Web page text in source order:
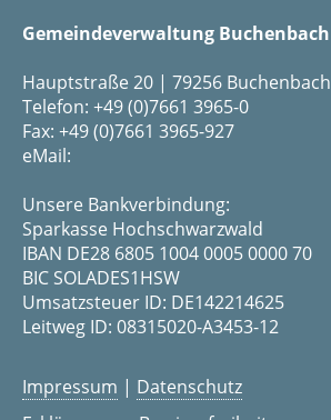
Gemeindeverwaltung Buchenbach
Hauptstraße 20 | 79256 Buchenbach
Telefon: +49 (0)7661 3965-0
Fax: +49 (0)7661 3965-927
eMail:
Unsere Bankverbindung:
Sparkasse Hochschwarzwald
IBAN DE28 6805 1004 0005 0000 70
BIC SOLADES1HSW
Umsatzsteuer ID: DE142214625
Leitweg ID: 08315020-A3453-12
Impressum | Datenschutz